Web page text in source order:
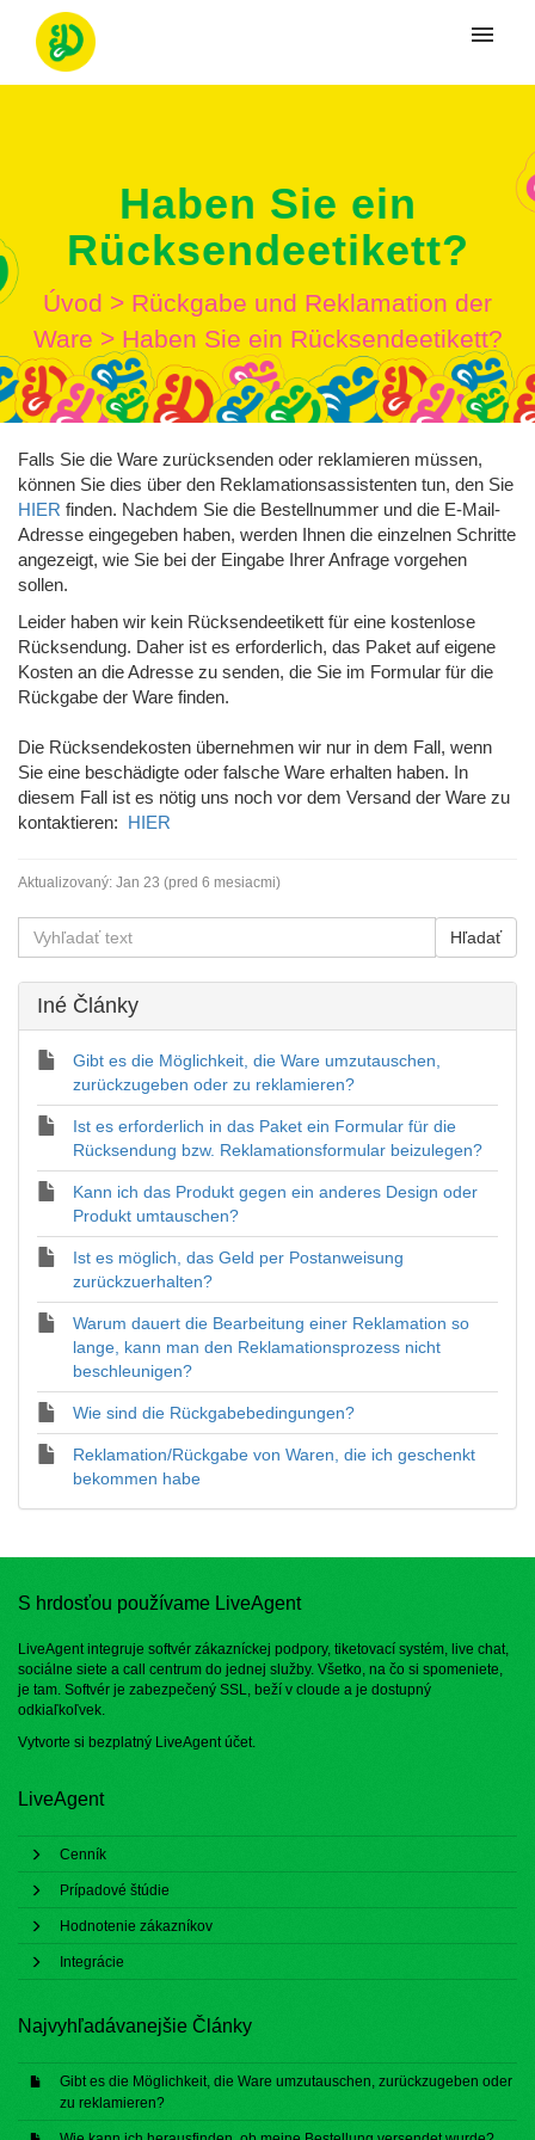
Haben Sie ein
Rücksendeetikett?
Úvod > Rückgabe und Reklamation der
Ware > Haben Sie ein Rücksendeetikett?
Falls Sie die Ware zurücksenden oder reklamieren müssen,
können Sie dies über den Reklamationsassistenten tun, den Sie
HIER finden. Nachdem Sie die Bestellnummer und die E-Mail-
Adresse eingegeben haben, werden Ihnen die einzelnen Schritte
angezeigt, wie Sie bei der Eingabe Ihrer Anfrage vorgehen
sollen.
Leider haben wir kein Rücksendeetikett für eine kostenlose
Rücksendung. Daher ist es erforderlich, das Paket auf eigene
Kosten an die Adresse zu senden, die Sie im Formular für die
Rückgabe der Ware finden.
Die Rücksendekosten übernehmen wir nur in dem Fall, wenn
Sie eine beschädigte oder falsche Ware erhalten haben. In
diesem Fall ist es nötig uns noch vor dem Versand der Ware zu
kontaktieren: HIER
Aktualizovaný: Jan 23 (pred 6 mesiacmi)
Iné Články
Gibt es die Möglichkeit, die Ware umzutauschen,
zurückzugeben oder zu reklamieren?
Ist es erforderlich in das Paket ein Formular für die
Rücksendung bzw. Reklamationsformular beizulegen?
Kann ich das Produkt gegen ein anderes Design oder
Produkt umtauschen?
Ist es möglich, das Geld per Postanweisung
zurückzuerhalten?
Warum dauert die Bearbeitung einer Reklamation so
lange, kann man den Reklamationsprozess nicht
beschleunigen?
Wie sind die Rückgabebedingungen?
Reklamation/Rückgabe von Waren, die ich geschenkt
bekommen habe
S hrdosťou používame LiveAgent
LiveAgent integruje softvér zákazníckej podpory, tiketovací systém, live chat,
sociálne siete a call centrum do jednej služby. Všetko, na čo si spomeniete,
je tam. Softvér je zabezpečený SSL, beží v cloude a je dostupný
odkiaľkoľvek.
Vytvorte si bezplatný LiveAgent účet.
LiveAgent
Cenník
Prípadové štúdie
Hodnotenie zákazníkov
Integrácie
Najvyhľadávanejšie Články
Gibt es die Möglichkeit, die Ware umzutauschen, zurückzugeben oder
zu reklamieren?